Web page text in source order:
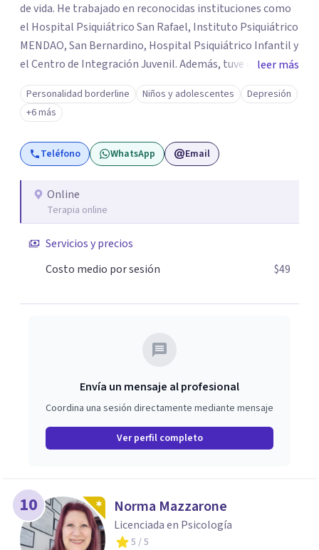
de vida. He trabajado en reconocidas instituciones como
el Hospital Psiquiátrico San Rafael, Instituto Psiquiátrico
MENDAO, San Bernardino, Hospital Psiquiátrico Infantil y
el Centro de Integración Juvenil. Además, tuve el
privilegio de colaborar en comunidades como Olivar del
Conde y Xochimilco, lo que me permitió conocer diversas
realidades y necesidades.
leer más
Personalidad borderline Niños y adolescentes
Depresión
+6 más
Teléfono WhatsApp Email
Online
Terapia online
Servicios y precios
Costo medio por sesión
$49
Envía un mensaje al profesional
Coordina una sesión directamente mediante mensaje
Ver perfil completo
10 Norma Mazzarone
Licenciada en Psicología
5 / 5